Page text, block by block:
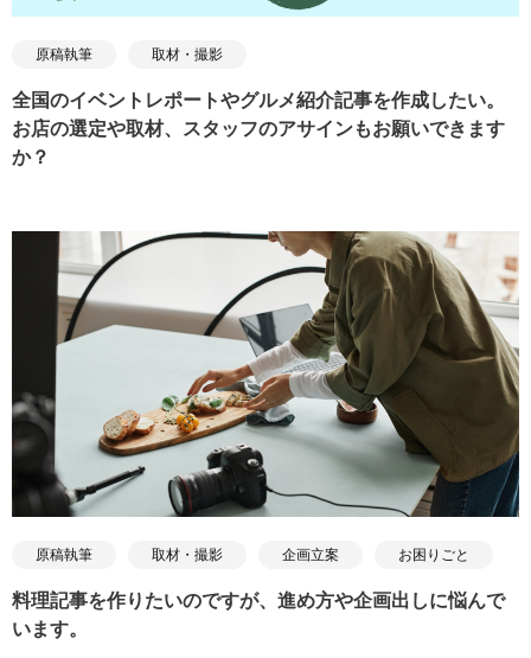
原稿執筆 取材・撮影
全国のイベントレポートやグルメ紹介記事を作成したい。
お店の選定や取材、スタッフのアサインもお願いできます
か？
原稿執筆 取材・撮影 企画立案 お困りごと
料理記事を作りたいのですが、進め方や企画出しに悩んで
います。